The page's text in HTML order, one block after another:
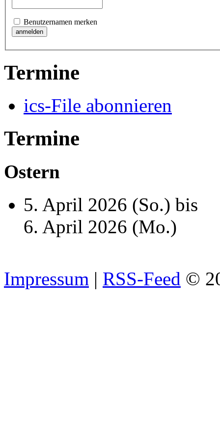
Benutzernamen merken
Termine
ics-File abonnieren
Termine
Ostern
5. April 2026 (So.) bis
6. April 2026 (Mo.)
Impressum | RSS-Feed ©